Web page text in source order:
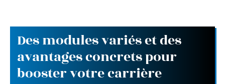
Des modules variés et des
avantages concrets pour
booster votre carrière